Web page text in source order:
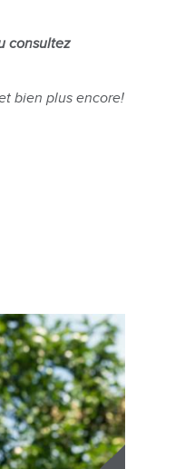
consultez
bien plus encore!